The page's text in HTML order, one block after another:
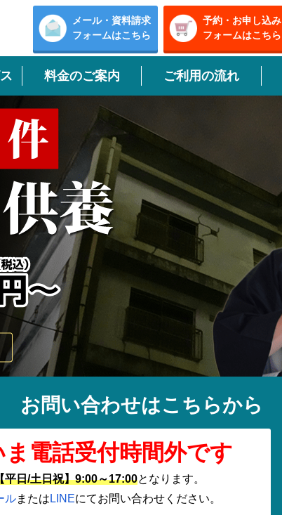
メール・資料請求
フォームはこちら
予約・お申し込み
フォームはこちら
料金のご案内 ご利用の流れ
お問い合わせはこちらから
電話受付時間外です
平日/土日祝】9:00～17:00となります。
ルまたは LINEにてお問い合わせください。